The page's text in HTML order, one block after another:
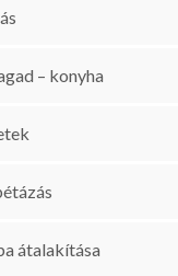
– konyha
átalakítása